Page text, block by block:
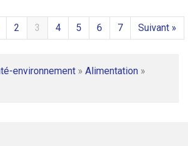
2 3 4 5 6 7 Suivant »
environnement » Alimentation »